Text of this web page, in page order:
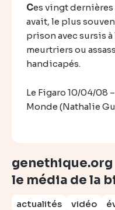
Ces vingt dernières
avait, le plus
prison avec sursis
meurtriers ou
handicapés.
Le Figaro 10/04/08
Monde (Nathalie
genethique.org
le média de la
actualités vidéo